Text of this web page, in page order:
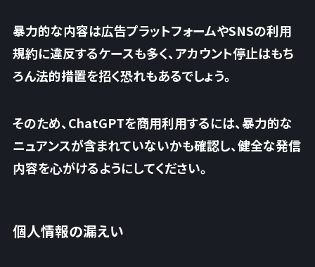
暴力的な内容は広告プラットフォームやSNSの利用
規約に違反するケースも多く、アカウント停止はもち
ろん法的措置を招く恐れもあるでしょう。
そのため、ChatGPTを商用利用するには、暴力的な
ニュアンスが含まれていないかも確認し、健全な発信
内容を心がけるようにしてください。
個人情報の漏えい